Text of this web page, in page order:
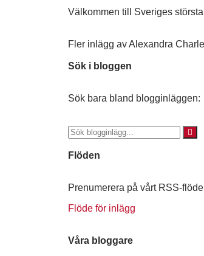
Välkommen till Sveriges
Fler inlägg av Alexandra
Sök i bloggen
Sök bara bland blogginläggen:
Flöden
Prenumerera på vårt RSS-flöde
Flöde för inlägg
Våra bloggare